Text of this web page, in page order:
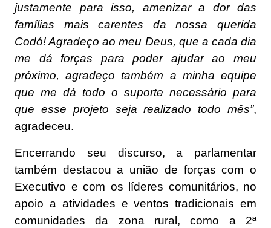
justamente para isso, amenizar a dor das
famílias mais carentes da nossa querida
Codó! Agradeço ao meu Deus, que a cada dia
me dá forças para poder ajudar ao meu
próximo, agradeço também a minha equipe
que me dá todo o suporte necessário para
que esse projeto seja realizado todo mês”,
agradeceu.
Encerrando seu discurso, a parlamentar
também destacou a união de forças com o
Executivo e com os líderes comunitários, no
apoio a atividades e ventos tradicionais em
comunidades da zona rural, como a 2ª